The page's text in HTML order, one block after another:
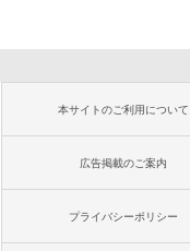
本サイトのご利用について
広告掲載のご案内
プライバシーポリシー